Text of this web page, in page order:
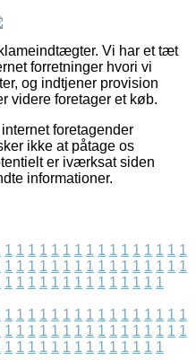
Vi har et tæt
forretninger hvori vi
og indtjener provision
videre foretager et køb.
foretagender
ikke at påtage os
er iværksat siden
informationer.
1 1 1 1 1 1 1 1 1 1 1 1 1 1 1 1
1 1 1 1 1 1 1 1 1 1 1 1 1 1 1 1
1 1 1 1 1 1 1 1 1 1 1 1 1 1
1 1 1 1 1 1 1 1 1 1 1 1 1 1 1 1
1 1 1 1 1 1 1 1 1 1 1 1 1 1 1 1
1 1 1 1 1 1 1 1 1 1 1 1 1 1